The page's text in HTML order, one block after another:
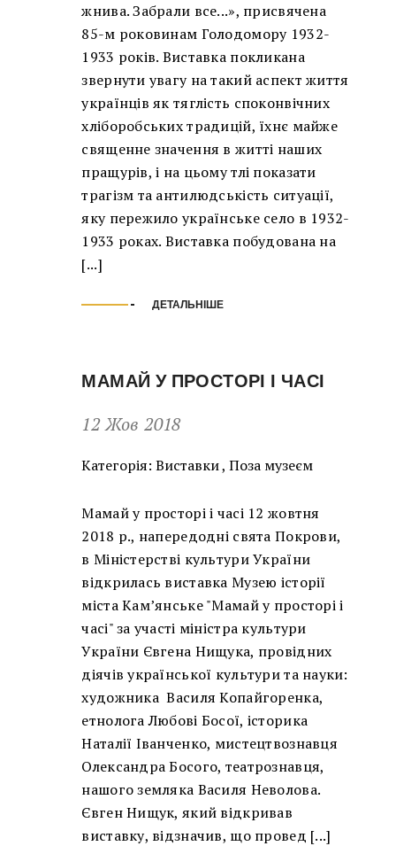
жнива. Забрали все...», присвячена
85-м роковинам Голодомору 1932-
1933 років. Виставка покликана
звернути увагу на такий аспект життя
українців як тяглість споконвічних
хліборобських традицій, їхнє майже
священне значення в житті наших
пращурів, і на цьому тлі показати
трагізм та антилюдськість ситуації,
яку пережило українське село в 1932-
1933 роках. Виставка побудована на
[...]
ДЕТАЛЬНІШЕ
МАМАЙ У ПРОСТОРІ І ЧАСІ
12 Жов 2018
Категорія: Виставки,Поза музеєм
Мамай у просторі і часі 12 жовтня
2018 р., напередодні свята Покрови,
в Міністерстві культури України
відкрилась виставка Музею історії
міста Кам’янське "Мамай у просторі і
часі" за участі міністра культури
України Євгена Нищука, провідних
діячів української культури та науки:
художника Василя Копайгоренка,
етнолога Любові Босої, історика
Наталії Іванченко, мистецтвознавця
Олександра Босого, театрознавця,
нашого земляка Василя Неволова.
Євген Нищук, який відкривав
виставку, відзначив, що провед [...]